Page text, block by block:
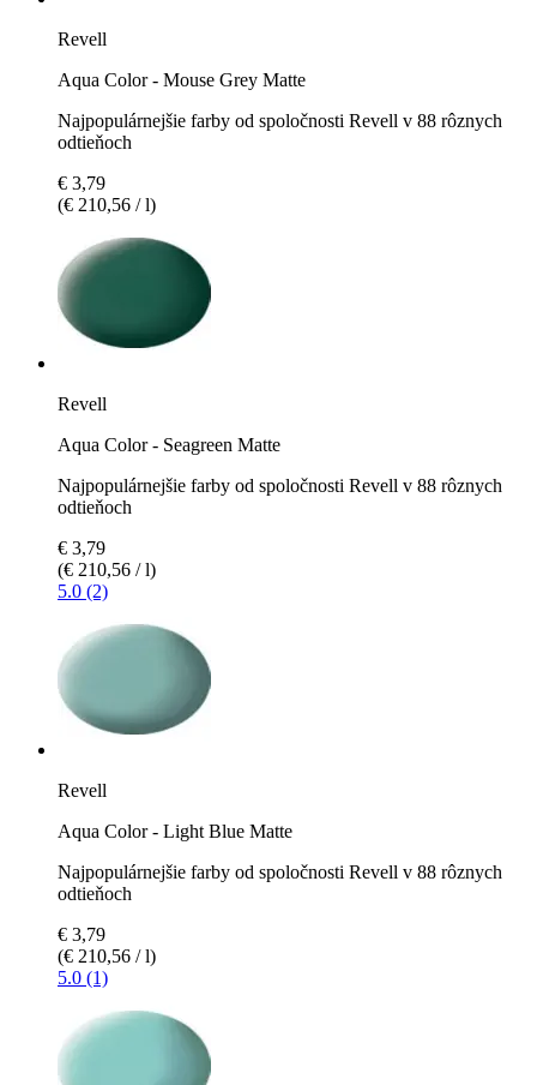
Revell
Aqua Color - Mouse Grey Matte
Najpopulárnejšie farby od spoločnosti Revell v 88 rôznych
odtieňoch
€ 3,79
(€ 210,56 / l)
Revell
Aqua Color - Seagreen Matte
Najpopulárnejšie farby od spoločnosti Revell v 88 rôznych
odtieňoch
€ 3,79
(€ 210,56 / l)
5.0 (2)
Revell
Aqua Color - Light Blue Matte
Najpopulárnejšie farby od spoločnosti Revell v 88 rôznych
odtieňoch
€ 3,79
(€ 210,56 / l)
5.0 (1)